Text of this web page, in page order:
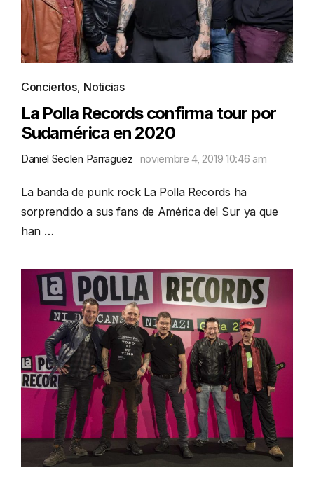
Conciertos, Noticias
La Polla Records confirma tour por
Sudamérica en 2020
Daniel Seclen Parraguez noviembre 4, 2019 10:46 am
La banda de punk rock La Polla Records ha
sorprendido a sus fans de América del Sur ya que
han …